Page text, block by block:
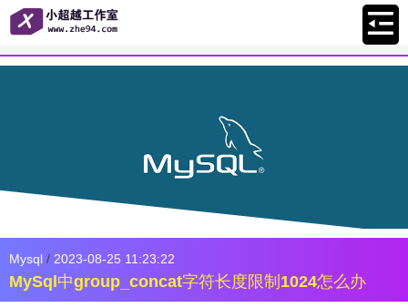
Mysql / 2023-08-25 11:23:22
MySql中group_concat字符长度限制1024怎么办